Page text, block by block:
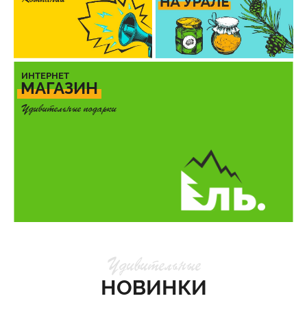
ИНТЕРНЕТ
МАГАЗИН
Удивительные подарки
Удивительные
НОВИНКИ